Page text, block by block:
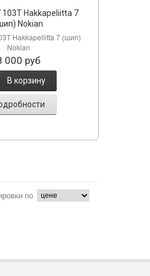
103Т Hakkapeliitta 7
Nokian
Hakkapeliitta 7 (шип)
Nokian
000 руб
B корзину
по